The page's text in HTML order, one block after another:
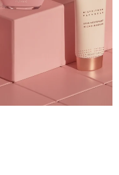
8/9/26
8/12/26
预计送达日期 8/12/26
预计送达日期8/10/26